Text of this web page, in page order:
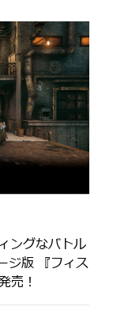
ングなバトル
ジ版 『フィス
売！